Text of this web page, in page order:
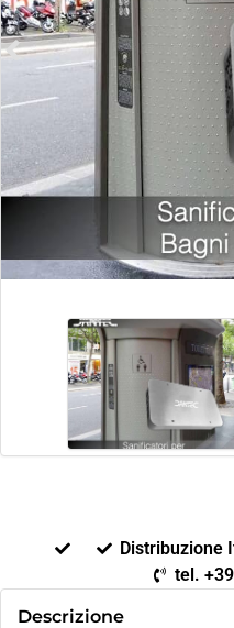
Distribuzione
tel.
Descrizione